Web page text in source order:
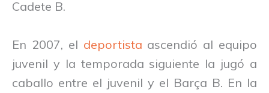
Cadete B.
En 2007, el deportista ascendió al equipo
juvenil y la temporada siguiente la jugó a
caballo entre el juvenil y el Barça B. En la